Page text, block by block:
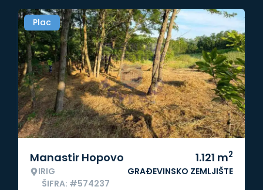
Plac
Manastir Hopovo
IRIG
ŠIFRA: #574237
1.121 m2
GRAĐEVINSKO ZEMLJIŠTE